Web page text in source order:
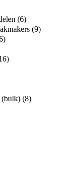
(6)
(9)
(bulk) (8)